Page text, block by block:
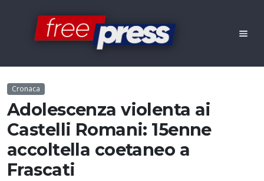
Cronaca
Adolescenza violenta ai
Castelli Romani: 15enne
accoltella coetaneo a
Frascati